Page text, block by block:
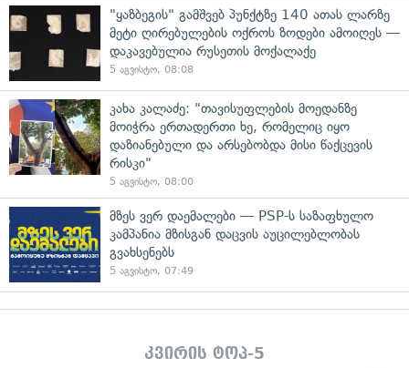
"ყაზბეგის" გამშვებ პუნქტზე 140 ათას ლარზე
მეტი ღირებულების ოქროს ზოდები ამოიღეს —
დაკავებულია რუსეთის მოქალაქე
5 აგვისტო, 08:08
კახა კალაძე: "თავისუფლების მოედანზე
მოიჭრა ერთადერთი ხე, რომელიც იყო
დაზიანებული და არსებობდა მისი წაქცევის
რისკი"
5 აგვისტო, 08:00
მზეს ვერ დაემალები — PSP-ს საზაფხულო
კამპანია მზისგან დაცვის აუცილებლობას
გვახსენებს
5 აგვისტო, 07:49
კვირის ტოპ-5